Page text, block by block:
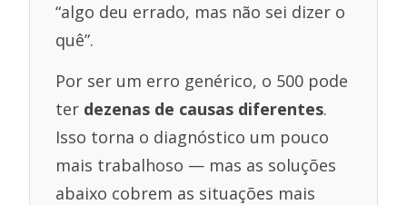
“algo deu errado, mas não sei dizer o
quê”.
Por ser um erro genérico, o 500 pode
ter dezenas de causas diferentes.
Isso torna o diagnóstico um pouco
mais trabalhoso — mas as soluções
abaixo cobrem as situações mais